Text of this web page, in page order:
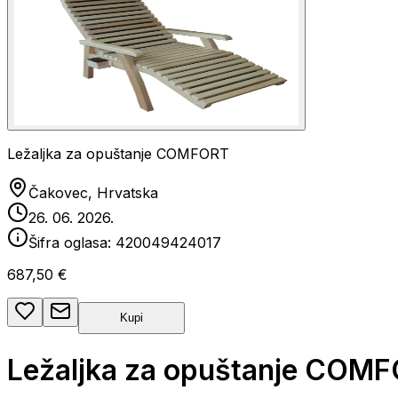
Ležaljka za opuštanje COMFORT
Čakovec, Hrvatska
26. 06. 2026.
Šifra oglasa: 420049424017
687,50 €
Kupi
Ležaljka za opuštanje